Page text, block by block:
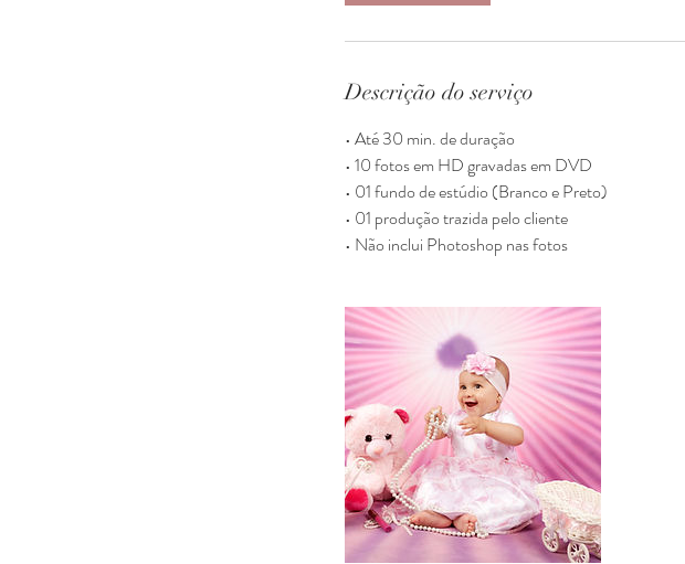
Descrição do serviço
• Até 30 min. de duração
• 10 fotos em HD gravadas em DVD
• 01 fundo de estúdio (Branco e Preto)
• 01 produção trazida pelo cliente
• Não inclui Photoshop nas fotos